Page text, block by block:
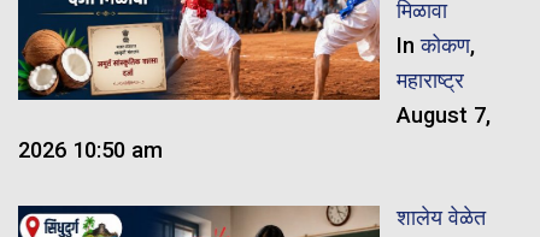
मिळावा
Inकोकण,
महाराष्ट्र
August 7,
2026 10:50 am
शालेय वेळेत